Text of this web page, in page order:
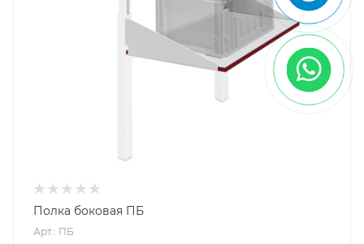
Полка боковая ПБ
Арт.: ПБ